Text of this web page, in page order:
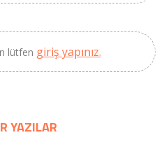
lütfen giriş yapınız.
YAZILAR